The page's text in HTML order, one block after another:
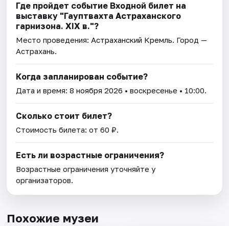
Где пройдет событие Входной билет на
выставку "Гауптвахта Астраханского
гарнизона. XIX в."?
Место проведения:Астраханский Кремль. Город —
Астрахань.
Когда запланирован событие?
Дата и время:8 ноября 2026 • воскресенье • 10:00.
Сколько стоит билет?
Стоимость билета: от 60 ₽.
Есть ли возрастные ограничения?
Возрастные ограничения уточняйте у
организаторов.
Похожие музеи